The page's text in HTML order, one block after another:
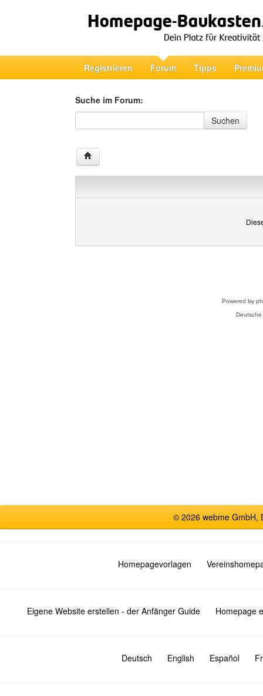
Registrieren Forum Tipps
Suche im Forum:
Suche im Forum
Suchen
Powered by
© 2026 webme GmbH,
Homepagevorlagen
Eigene Website erstellen - der Anfänger Guide Homepage
Deutsch English Español